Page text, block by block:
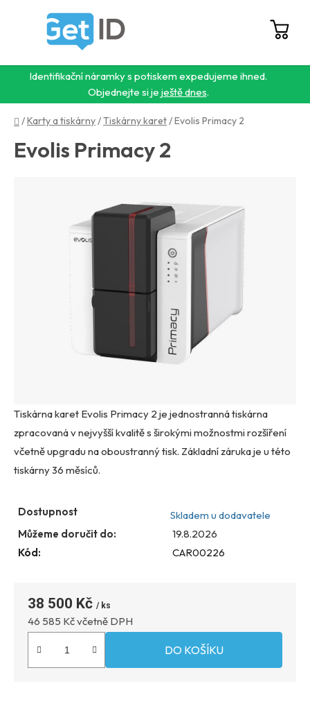
Identifikační náramky s potiskem expedujeme ihned.
Objednejte si je ještě dnes.
Hledat
Domů
/Karty a tiskárny/Tiskárny karet/Evolis Primacy 2
Tiskárna karet Evolis Primacy 2 je jednostranná tiskárna
zpracovaná v nejvyšší kvalitě s širokými možnostmi rozšíření
včetně upgradu na oboustranný tisk. Základní záruka je u této
tiskárny 36 měsíců.
Dostupnost
Skladem u dodavatele
Můžeme doručit do:
19.8.2026
Kód:
CAR00226
38 500 Kč
46 585 Kč včetně DPH
DO KOŠÍKU
Evolis Primacy 2